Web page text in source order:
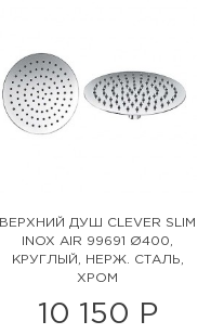
ВЕРХНИЙ ДУШ CLEVER SLIM
INOX AIR 99691 Ø400,
КРУГЛЫЙ, НЕРЖ. СТАЛЬ,
ХРОМ
10 150 Р